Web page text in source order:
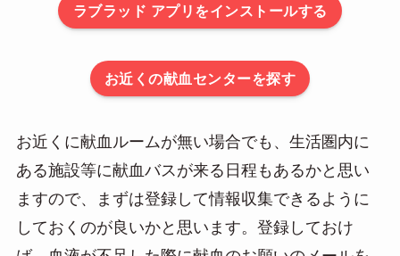
ラブラッド アプリをインストールする
お近くの献血センターを探す
お近くに献血ルームが無い場合でも、生活圏内に
ある施設等に献血バスが来る日程もあるかと思い
ますので、まずは登録して情報収集できるように
しておくのが良いかと思います。登録しておけ